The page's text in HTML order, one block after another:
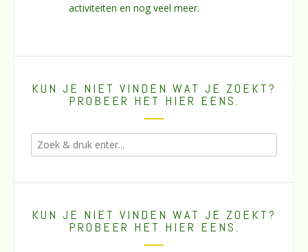
activiteiten en nog veel meer.
KUN JE NIET VINDEN WAT JE ZOEKT?
PROBEER HET HIER EENS.
KUN JE NIET VINDEN WAT JE ZOEKT?
PROBEER HET HIER EENS.